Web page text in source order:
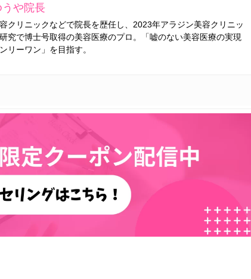
や院長
クリニックなどで院長を歴任し、2023年アラジン美容クリニッ
究で博士号取得の美容医療のプロ。「嘘のない美容医療の実現
リーワン」を目指す。